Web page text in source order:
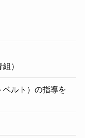
）
ルト）の指導を